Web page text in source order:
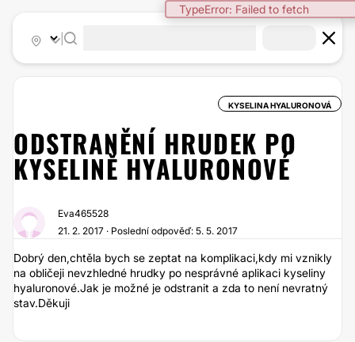
TypeError: Failed to fetch
KYSELINA HYALURONOVÁ
ODSTRANĚNÍ HRUDEK PO
KYSELINĚ HYALURONOVÉ
Eva465528
21. 2. 2017 · Poslední odpověď: 5. 5. 2017
Dobrý den,chtěla bych se zeptat na komplikaci,kdy mi vznikly
na obličeji nevzhledné hrudky po nesprávné aplikaci kyseliny
hyaluronové.Jak je možné je odstranit a zda to není nevratný
stav.Děkuji